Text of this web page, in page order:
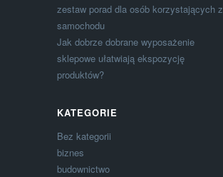
zestaw porad dla osób korzystających z
samochodu
Jak dobrze dobrane wyposażenie
sklepowe ułatwiają ekspozycję
produktów?
KATEGORIE
Bez kategorii
biznes
budownictwo